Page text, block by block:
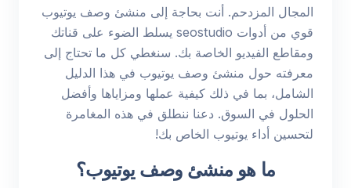
المجال المزدحم. أنت بحاجة إلى منشئ وصف يوتيوب
قوي من أدوات seostudio يسلط الضوء على قناتك
ومقاطع الفيديو الخاصة بك. سنغطي كل ما تحتاج إلى
معرفته حول منشئ وصف يوتيوب في هذا الدليل
الشامل، بما في ذلك كيفية عملها ومزاياها وأفضل
الحلول في السوق. دعنا ننطلق في هذه المغامرة
لتحسين أداء يوتيوب الخاص بك!
ما هو منشئ وصف يوتيوب؟